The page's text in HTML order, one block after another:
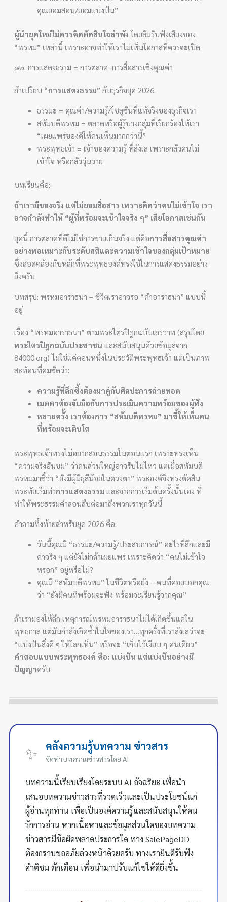
คุณยอมสอน/ยอมแบ่งปัน”
ผู้นำยุคใหม่ไม่ควรคิดตัดสินใจลำพัง โดยลืมรับฟังเสียงของ
“พรหม” เหล่านี้ เพราะอาจทำให้เราไม่เห็นโอกาสที่ควรจะเปิด
๑๒. การแสดงธรรม = การตลาด–การสื่อสารเชิงคุณค่า
ถ้าเปรียบ “การแสดงธรรม” กับธุรกิจยุค 2026:
ธรรมะ = คุณค่า/ความรู้/โซลูชันที่แท้จริงของธุรกิจเรา
สหัมบดีพรหม = ตลาดหรือผู้รู้บางกลุ่มที่เรียกร้องให้เรา
“เผยแพร่ของดีให้คนเห็นมากกว่านี้”
พระพุทธเจ้า = เจ้าของความรู้ ที่ลังเล เพราะกลัวคนไม่
เข้าใจ หรือกลัววุ่นวาย
บทเรียนคือ:
ถ้าเรามีของจริง แต่ไม่ยอมสื่อสาร เพราะคิดว่าคนไม่เข้าใจ เรา
อาจกำลังทำให้ “ผู้ที่พร้อมจะเข้าใจจริง ๆ” เสียโอกาสเช่นกัน
ยุคนี้ การตลาดที่ดีไม่ใช่การขายเกินจริง แต่คือการสื่อสารคุณค่า
อย่างพอเหมาะกับระดับสติและความเข้าใจของกลุ่มเป้าหมาย
ซึ่งสอดคล้องกับหลักที่พระพุทธองค์ทรงใช้ในการแสดงธรรมอย่าง
ยิ่งครับ
บทสรุป: พรหมอาราธนา – ชีวิตเราอาจรอ “คำอาราธนา” แบบนี้
อยู่
เรื่อง “พรหมอาราธนา” ตามพระไตรปิฎกฉบับเถรวาท (สรุปโดย
พระไตรปิฎกฉบับประชาชน และสนับสนุนด้วยข้อมูลจาก
84000.org) ไม่ใช่แค่ตอนหนึ่งในประวัติพระพุทธเจ้า แต่เป็นภาพ
สะท้อนที่คมชัดว่า:
ความรู้ที่ลึกซึ้งต้องมาคู่กับศิลปะการถ่ายทอด
เมตตาต้องจับมือกับการประเมินความพร้อมของผู้ฟัง
หลายครั้ง เราต้องการ “สหัมบดีพรหม” มาชี้ให้เห็นคน
ที่พร้อมจะเติบโต
พระพุทธเจ้าทรงไม่อยากสอนธรรมในตอนแรก เพราะทรงเห็น
“ความจริงอันขม” ว่าคนส่วนใหญ่อาจรับไม่ไหว แต่เมื่อสหัมบดี
พรหมมาชี้ว่า “ยังมีผู้มีธุลีน้อยในดวงตา” พระองค์จึงทรงตัดสิน
พระทัยเริ่มทำการแสดงธรรม และจากการเริ่มต้นครั้งนั้นเอง ที่
ทำให้พระธรรมคำสอนสืบต่อมาถึงพวกเราทุกวันนี้
คำถามทิ้งท้ายสำหรับยุค 2026 คือ:
วันนี้คุณมี “ธรรมะ/ความรู้/ประสบการณ์” อะไรที่ลึกและมี
ค่าจริง ๆ แต่ยังไม่กล้าเผยแพร่ เพราะคิดว่า “คนไม่เข้าใจ
หรอก” อยู่หรือไม่?
คุณมี “สหัมบดีพรหม” ในชีวิตหรือยัง – คนที่คอยบอกคุณ
ว่า “ยังมีคนที่พร้อมจะฟัง พร้อมจะเรียนรู้จากคุณ”
ถ้าเรามองให้ลึก เหตุการณ์พรหมอาราธนาไม่ได้เกิดขึ้นแค่ใน
พุทธกาล แต่มันกำลังเกิดซ้ำในใจของเรา…ทุกครั้งที่เราลังเลว่าจะ
“แบ่งปันสิ่งดี ๆ ให้โลกเห็น” หรือจะ “เก็บไว้เงียบ ๆ คนเดียว”
คำตอบแบบพระพุทธองค์ คือ: แบ่งปัน แต่แบ่งปันอย่างมี
ปัญญาครับ
✨ คลังความรู้บทความ ข่าวสาร
จัดทำบทความข่าวสารโดย AI
บทความนี้เรียบเรียงโดยระบบ AI อัจฉริยะ เพื่อนำ
เสนอบทความข่าวสารที่รวดเร็วและเป็นประโยชน์แก่
ผู้อ่านทุกท่าน เพื่อเป็นองค์ความรู้และสนับสนุนให้คน
รักการอ่าน หากเนื้อหาและข้อมูลส่วนใดของบทความ
ข่าวสารมีข้อผิดพลาดประการใด ทาง SalePageDD
ต้องกราบขออภัยล่วงหน้าด้วยครับ ทางเรายินดีรับฟัง
คำติชม ตักเตือน เพื่อนำมาปรับแก้ไขให้ดียิ่งขึ้น